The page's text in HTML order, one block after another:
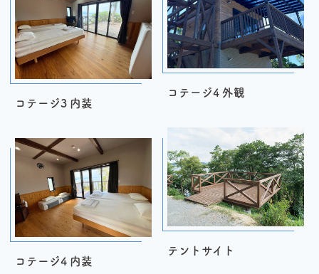
コテージ3 内装
コテージ4 外観
コテージ4 内装
テントサイト